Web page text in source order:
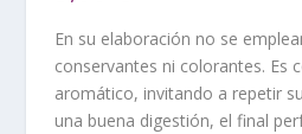
En su elaboración no se
conservantes ni colorantes. Es
aromático, invitando a repetir
una buena digestión, el final